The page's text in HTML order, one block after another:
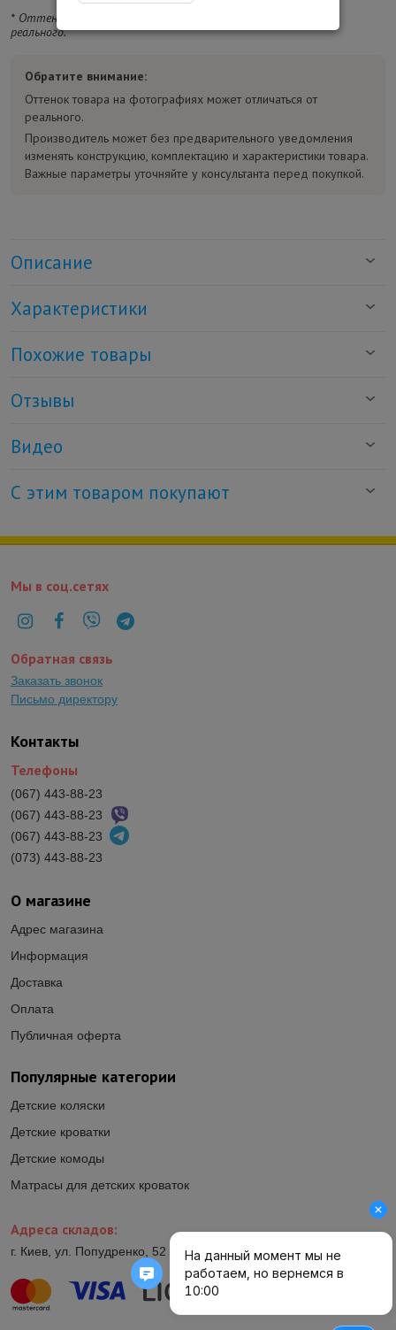
* Оттенок изделия на фотографии может отличаться от
реального.
Обратите внимание:
Оттенок товара на фотографиях может отличаться от
реального.
Производитель может без предварительного уведомления
изменять конструкцию, комплектацию и характеристики товара.
Важные параметры уточняйте у консультанта перед покупкой.
Описание
Характеристики
Похожие товары
Отзывы
Видео
С этим товаром покупают
Популярные категории
Детские коляски
Детские кроватки
Детские комоды
Матрасы для детских кроваток
О магазине
Адрес магазина
Информация
Доставка
Оплата
Публичная оферта
Контакты
Телефоны
(067) 443-88-23
(067) 443-88-23
(067) 443-88-23
(073) 443-88-23
Адреса складов:
г. Киев, ул. Попудренко, 52 (ул.Гетьмана Павла Полуботка, 52)
Мы в соц.сетях
Обратная связь
Заказать звонок
Письмо директору